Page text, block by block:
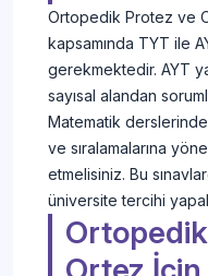
Ortopedik Protez ve
kapsamında TYT ile
gerekmektedir. AYT
sayısal alandan
Matematik
ve sıralamalarına
etmelisiniz. Bu
üniversite tercihi